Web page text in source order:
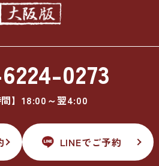
0273
間】18:00～翌4:00
LINEでご予約